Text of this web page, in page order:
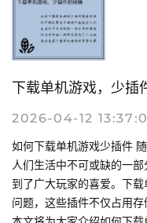
下载单机游戏，少插
2026-04-12
如何下载单机游戏少插件
人们生活中不可或缺的一
到了广大玩家的喜爱。下
问题，这些插件不仅占用存